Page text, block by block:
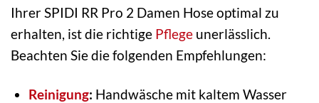
Ihrer SPIDI RR Pro 2 Damen Hose optimal zu
erhalten, ist die richtige Pflege unerlässlich.
Beachten Sie die folgenden Empfehlungen:
Reinigung: Handwäsche mit kaltem Wasser